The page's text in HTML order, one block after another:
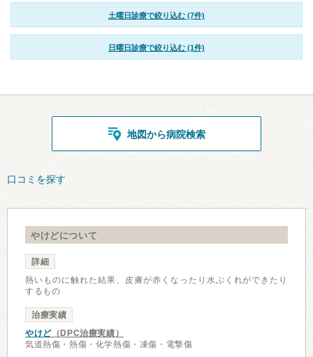
土曜日診療で絞り込む (7件)
日曜日診療で絞り込む (1件)
地図から病院検索
口コミを探す
やけどについて
詳細
熱いものに触れた結果、皮膚が赤くなったり水ぶくれができたり
するもの
治療実績
やけど（DPC治療実績）
気道熱傷・熱傷・化学熱傷・凍傷・電撃傷